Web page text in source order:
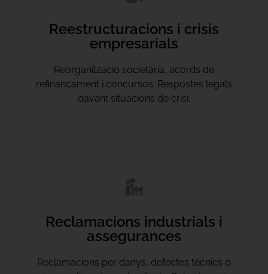
Reestructuracions i crisis
empresarials
Reorganització societària, acords de
refinançament i concursos. Respostes legals
davant situacions de crisi.
Reclamacions industrials i
assegurances
Reclamacions per danys, defectes tècnics o